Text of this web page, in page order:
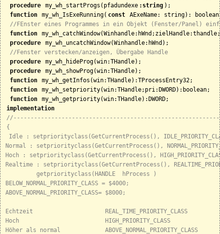
procedure
my_wh_startProgs(pfadundexe :string );
function
my_wh_IsExeRunning( const
AExeName: string):
//FEnster eines Programmes in ein Objekt (Fenster/Panel)
function
procedure
my_wh_uncatchWindow(Winhandle:hWnd);
//Fenster verstecken/anzeigen, Übergabe Handle
procedure
my_wh_hideProg(win:THandle);
procedure
my_wh_showProg(win:THandle);
function
my_wh_getInfos(win:THandle):TProcessEntry32;
function
my_wh_setpriority(win:THandle;pri:DWORD):boolean;
function
implementation
{
Idle : setpriorityclass(GetCurrentProcess(),
Normal : setpriorityclass(GetCurrentProcess(),
Hoch : setpriorityclass(GetCurrentProcess(),
Realtime : setpriorityclass(GetCurrentProcess(),
         getpriorityclass(HANDLE  hProcess )
BELOW_NORMAL_PRIORITY_CLASS = $4000;
ABOVE_NORMAL_PRIORITY_CLASS= $8000;
Echtzeit                     REAL_TIME_PRIORITY_CLASS
Hoch                         HIGH_PRIORITY_CLASS
Höher als normal             ABOVE_NORMAL_PRIORITY_CLASS